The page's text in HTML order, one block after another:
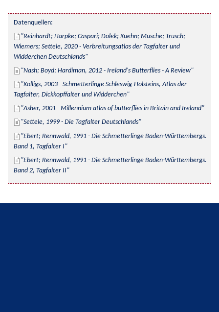
Datenquellen:
Reinhardt; Harpke; Caspari; Dolek; Kuehn; Musche; Trusch;
Wiemers; Settele, 2020 - Verbreitungsatlas der Tagfalter und
Widderchen Deutschlands
Nash; Boyd; Hardiman, 2012 - Ireland's Butterflies - A Review
Kolligs, 2003 - Schmetterlinge Schleswig-Holsteins, Atlas der
Tagfalter, Dickkopffalter und Widderchen
Asher, 2001 - Millennium atlas of butterflies in Britain and Ireland
Settele, 1999 - Die Tagfalter Deutschlands
Ebert; Rennwald, 1991 - Die Schmetterlinge Baden-Württembergs.
Band 1, Tagfalter I
Ebert; Rennwald, 1991 - Die Schmetterlinge Baden-Württembergs.
Band 2, Tagfalter II